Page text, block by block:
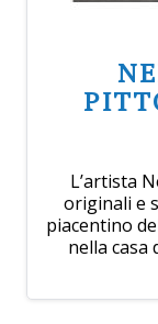
L’artista
originali e
piacentino
nella casa